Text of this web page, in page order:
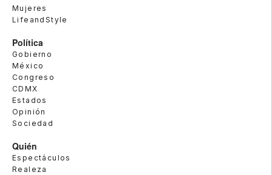
Mujeres
LifeandStyle
Política
Gobierno
México
Congreso
CDMX
Estados
Opinión
Sociedad
Quién
Espectáculos
Realeza